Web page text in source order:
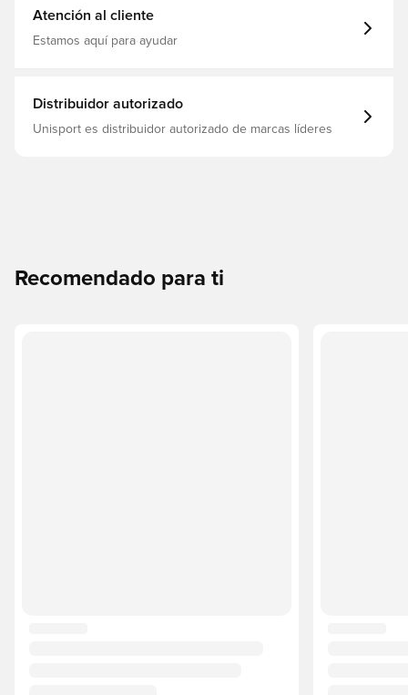
Atención al cliente
Estamos aquí para ayudar
Distribuidor autorizado
Unisport es distribuidor autorizado de marcas líderes
Recomendado para ti